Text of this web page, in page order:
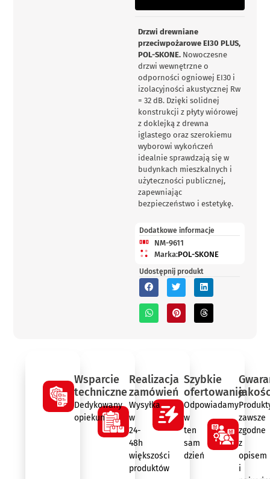
Drzwi drewniane
przeciwpożarowe EI30 PLUS,
POL-SKONE. Nowoczesne
drzwi wewnętrzne o
odporności ogniowej EI30 i
izolacyjności akustycznej Rw
= 32 dB. Dzięki solidnej
konstrukcji z płyty wiórowej
z doklejką z drewna
iglastego oraz szerokiemu
wyborowi wykończeń
idealnie sprawdzają się w
budynkach mieszkalnych i
użyteczności publicznej,
zapewniając
bezpieczeństwo i estetykę.
Dodatkowe informacje
NM-9611
Marka:POL-SKONE
Udostępnij produkt
Wsparcie
techniczne
Dedykowany
opiekun
Realizacja
zamówień
Wysyłka
w
24-
48h
większości
produktów
Szybkie
ofertowanie
Odpowiadamy
w
ten
sam
dzień
zawsze
zgodne
z
opisem
i